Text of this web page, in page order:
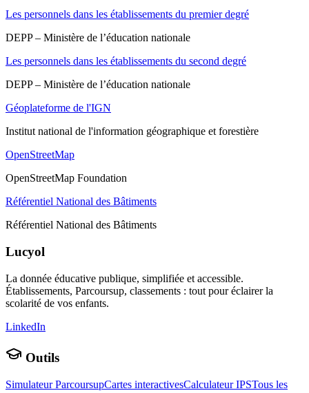
Les personnels dans les établissements du premier degré
DEPP – Ministère de l’éducation nationale
Les personnels dans les établissements du second degré
DEPP – Ministère de l’éducation nationale
Géoplateforme de l'IGN
Institut national de l'information géographique et forestière
OpenStreetMap
OpenStreetMap Foundation
Référentiel National des Bâtiments
Référentiel National des Bâtiments
Lucyol
La donnée éducative publique, simplifiée et accessible.
Établissements, Parcoursup, classements : tout pour éclairer la
scolarité de vos enfants.
LinkedIn
Outils
Simulateur ParcoursupCartes interactivesCalculateur IPSTous les